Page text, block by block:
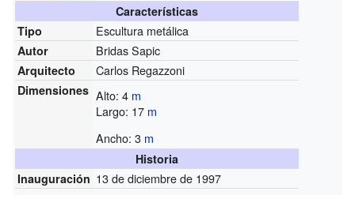
Características
Tipo
Escultura metálica
Autor Bridas Sapic
Arquitecto Carlos Regazzoni
Dimensiones Alto: 4 m
Largo: 17 m
Ancho: 3 m
Historia
Inauguración 13 de diciembre de 1997